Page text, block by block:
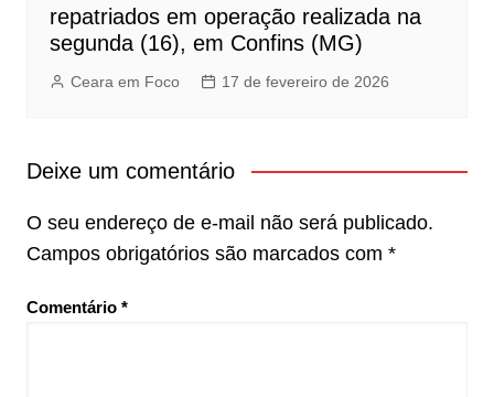
repatriados em operação realizada na
segunda (16), em Confins (MG)
Ceara em Foco 17 de fevereiro de 2026
Deixe um comentário
O seu endereço de e-mail não será publicado.
Campos obrigatórios são marcados com *
Comentário *